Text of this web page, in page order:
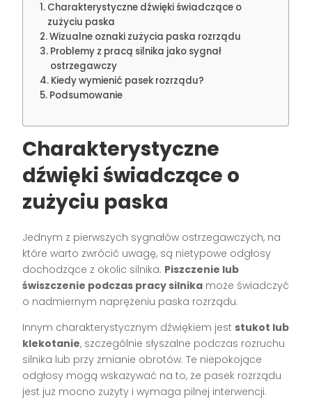
Charakterystyczne dźwięki świadczące o
zużyciu paska
Wizualne oznaki zużycia paska rozrządu
Problemy z pracą silnika jako sygnał
ostrzegawczy
Kiedy wymienić pasek rozrządu?
Podsumowanie
Charakterystyczne
dźwięki świadczące o
zużyciu paska
Jednym z pierwszych sygnałów ostrzegawczych, na
które warto zwrócić uwagę, są nietypowe odgłosy
dochodzące z okolic silnika. Piszczenie lub
świszczenie podczas pracy silnika może świadczyć
o nadmiernym naprężeniu paska rozrządu.
Innym charakterystycznym dźwiękiem jest stukot lub
klekotanie, szczególnie słyszalne podczas rozruchu
silnika lub przy zmianie obrotów. Te niepokojące
odgłosy mogą wskazywać na to, że pasek rozrządu
jest już mocno zużyty i wymaga pilnej interwencji.